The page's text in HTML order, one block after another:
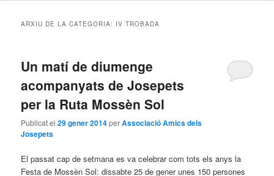
ARXIU DE LA CATEGORIA: IV TROBADA
Un matí de diumenge
acompanyats de Josepets
per la Ruta Mossèn Sol
Publicat el29 gener 2014perAssociació Amics dels
Josepets
El passat cap de setmana es va celebrar com tots els anys la
Festa de Mossèn Sol: dissabte 25 de gener unes 150 persones